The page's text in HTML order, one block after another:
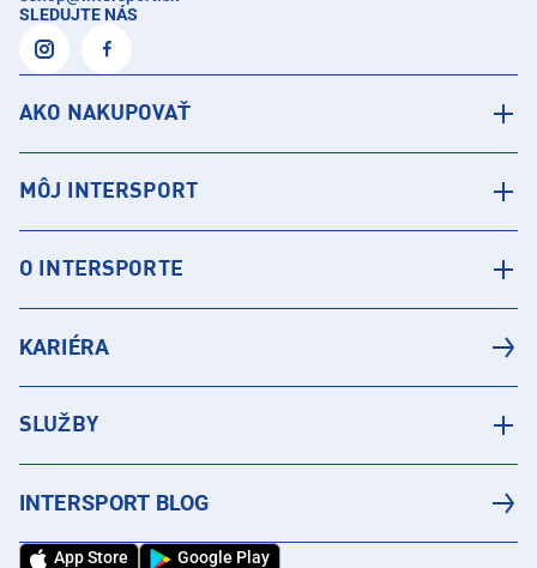
SLEDUJTE NÁS
AKO NAKUPOVAŤ
MÔJ INTERSPORT
O INTERSPORTE
KARIÉRA
SLUŽBY
INTERSPORT BLOG
App Store Google Play